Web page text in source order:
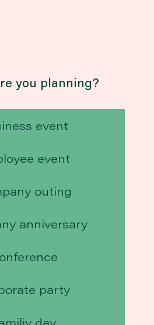
you planning?
event
event
outing
anniversary
party